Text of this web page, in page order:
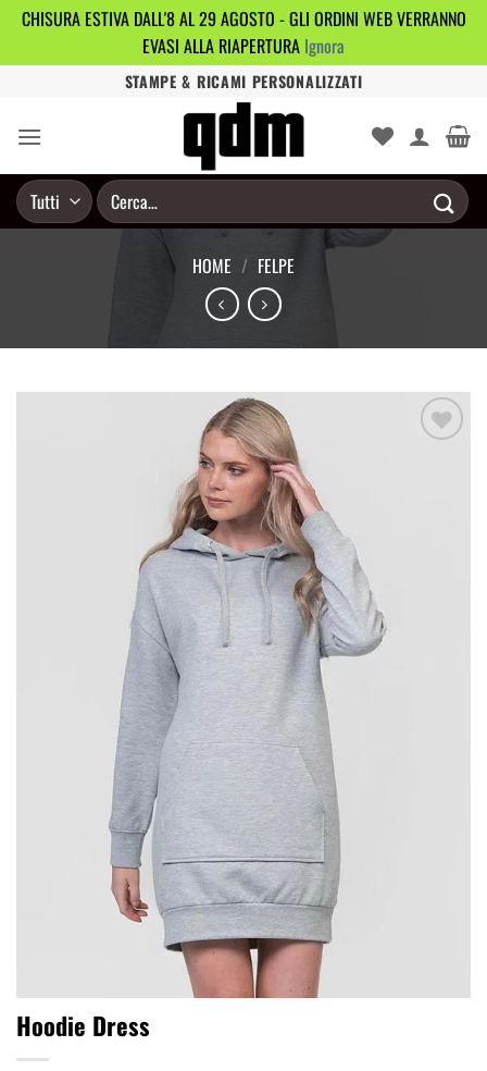
CHISURA ESTIVA DALL'8 AL 29 AGOSTO - GLI ORDINI WEB VERRANNO
EVASI ALLA RIAPERTURA Ignora
contenuti
STAMPE & RICAMI PERSONALIZZATI
Cerca:
HOME / FELPE
Hoodie Dress